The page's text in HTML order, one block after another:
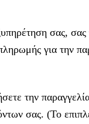
σας,
για την
την
σας. (Το